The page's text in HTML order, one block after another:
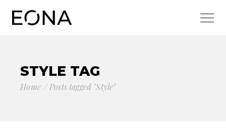
STYLE TAG
Home Posts tagged "Style"